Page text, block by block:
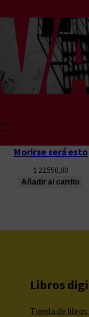
Morirse será esto
$ 22.550,00
Añadir al carrito
Libros
Tienda de